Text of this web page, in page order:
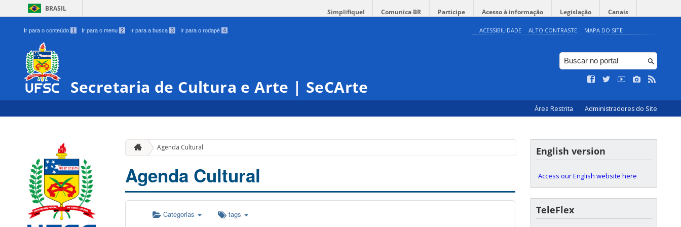
BRASIL Simplifique! Comunica BR Participe Acesso à informação Legislação Canais
Ir para o conteúdo 1 Ir para o menu 2 Ir para a busca 3 Ir para o rodapé 4 ACESSIBILIDADE ALTO CONTRASTE MAPA DO SITE
Secretaria de Cultura e Arte | SeCArte
Área Restrita Administradores do Site
Agenda Cultural
Agenda Cultural
Categorias tags
English version
Access our English website here
TeleFlex